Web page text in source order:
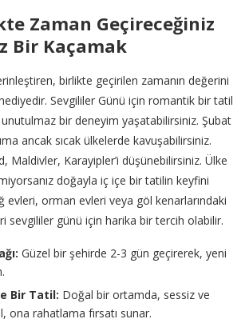
Zaman Geçireceğiniz
Bir Kaçamak
birlikte geçirilen zamanın değerini
Sevgililer Günü için romantik bir tatil
bir deneyim yaşatabilirsiniz. Şubat
ancak sıcak ülkelerde kavuşabilirsiniz.
Maldivler, Karayipler’i düşünebilirsiniz. Ülke
doğayla iç içe bir tatilin keyfini
evleri, orman evleri veya göl kenarlarındaki
sevgililer günü için harika bir tercih olabilir.
Güzel bir şehirde 2-3 gün geçirerek, yeni
Bir Tatil: Doğal bir ortamda, sessiz ve
ona rahatlama fırsatı sunar.